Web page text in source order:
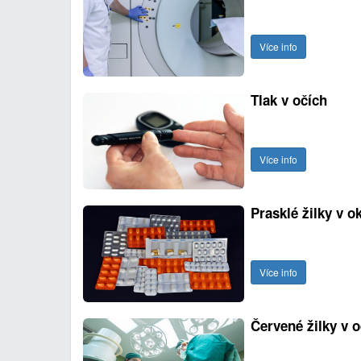
Více info
Tlak v očích
Více info
Prasklé žilky v
Více info
Červené žilky v